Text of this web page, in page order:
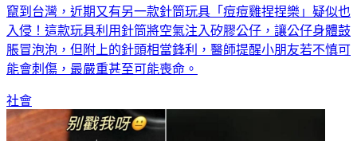
竄到台灣，近期又有另一款針筒玩具「痘痘雞捏捏樂」疑似也
入侵！這款玩具利用針筒將空氣注入矽膠公仔，讓公仔身體鼓
脹冒泡泡，但附上的針頭相當鋒利，醫師提醒小朋友若不慎可
能會刺傷，最嚴重甚至可能喪命。
社會